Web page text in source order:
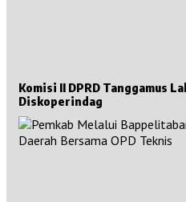
Komisi II DPRD Tanggamus
Diskoperindag